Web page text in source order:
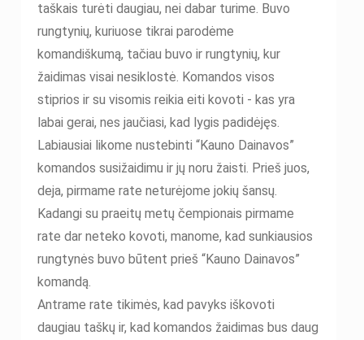
taškais turėti daugiau, nei dabar turime. Buvo
rungtynių, kuriuose tikrai parodėme
komandiškumą, tačiau buvo ir rungtynių, kur
žaidimas visai nesiklostė. Komandos visos
stiprios ir su visomis reikia eiti kovoti - kas yra
labai gerai, nes jaučiasi, kad lygis padidėjęs.
Labiausiai likome nustebinti “Kauno Dainavos”
komandos susižaidimu ir jų noru žaisti. Prieš juos,
deja, pirmame rate neturėjome jokių šansų.
Kadangi su praeitų metų čempionais pirmame
rate dar neteko kovoti, manome, kad sunkiausios
rungtynės buvo būtent prieš “Kauno Dainavos”
komandą.
Antrame rate tikimės, kad pavyks iškovoti
daugiau taškų ir, kad komandos žaidimas bus daug